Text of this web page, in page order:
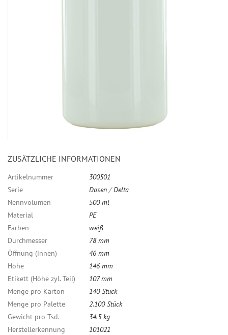
ZUSÄTZLICHE INFORMATIONEN
Artikelnummer
300501
Serie
Dosen /Delta
Nennvolumen
500 ml
Material
PE
Farben
weiß
Durchmesser
78 mm
Öffnung (innen)
46 mm
Höhe
146 mm
Etikett (Höhe zyl. Teil)
107 mm
Menge pro Karton
140 Stück
Menge pro Palette
2.100 Stück
Gewicht pro Tsd.
34.5 kg
Herstellerkennung
101021